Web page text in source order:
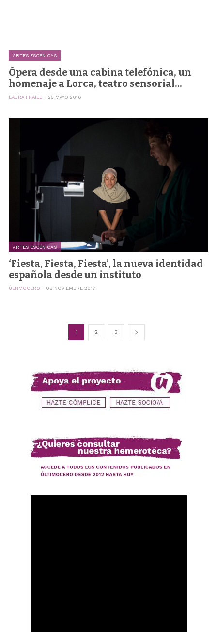
ARTES ESCÉNICAS
Ópera desde una cabina telefónica, un
homenaje a Lorca, teatro sensorial...
LAURA FRAILE 25 MAYO 2016
ARTES ESCÉNICAS
‘Fiesta, Fiesta, Fiesta’, la nueva identidad
española desde un instituto
ÚLTIMOCERO 08 NOVIEMBRE 2017
1 2 3